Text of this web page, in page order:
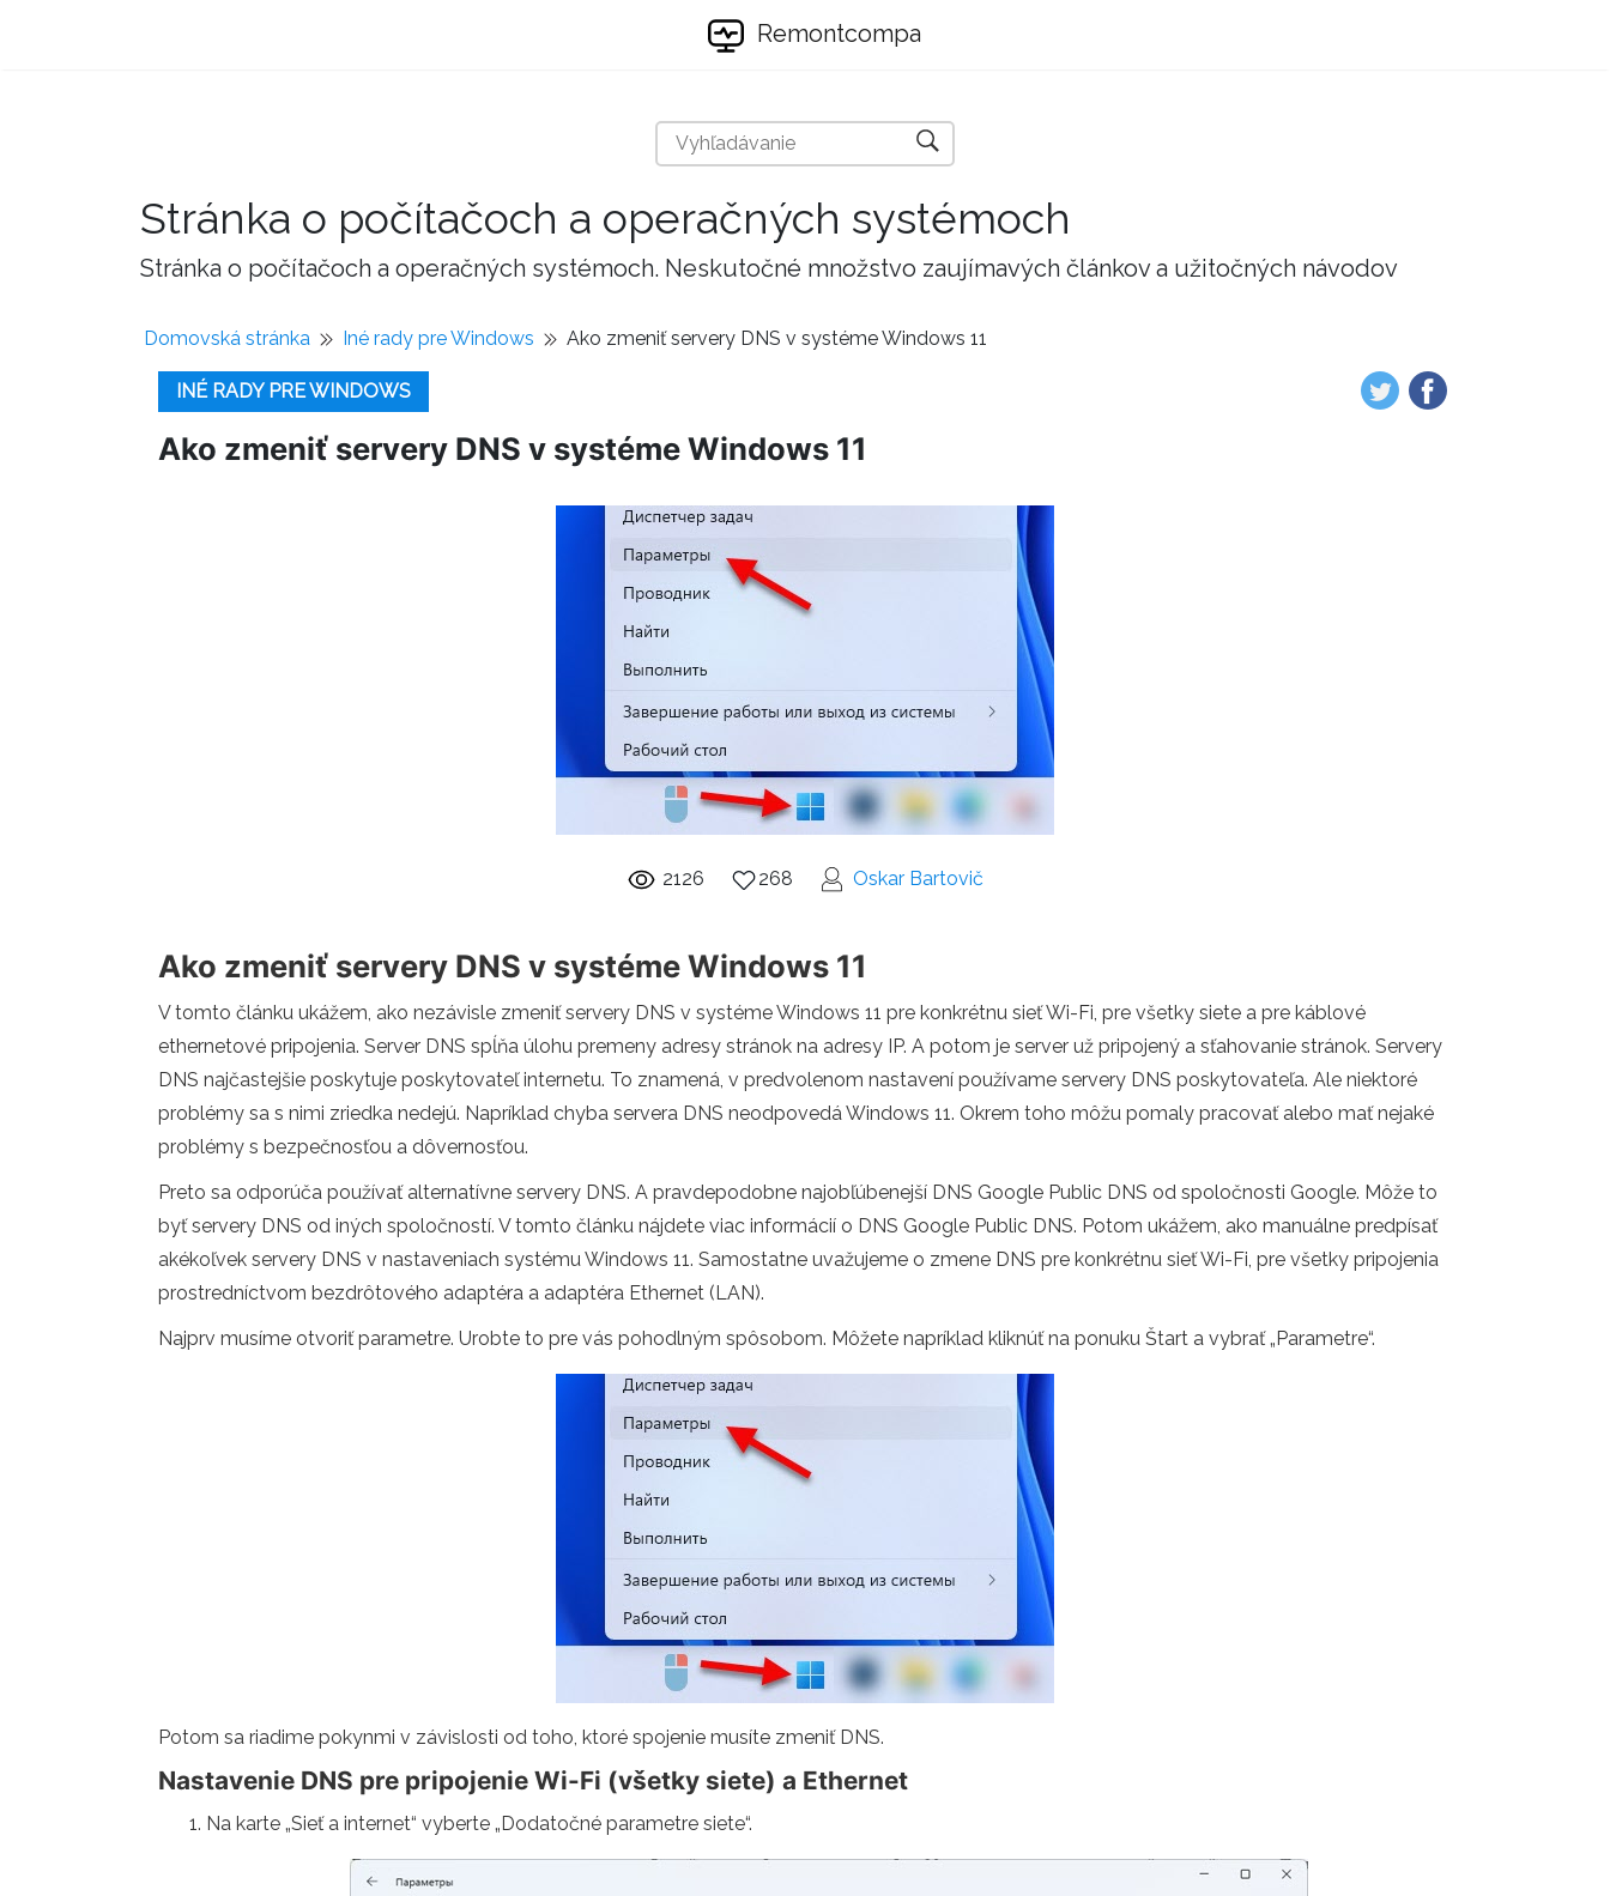
Remontcompa
Stránka o počítačoch a operačných systémoch
Stránka o počítačoch a operačných systémoch. Neskutočné množstvo zaujímavých článkov a užitočných návodov
Domovská stránka Iné rady pre Windows Ako zmeniť servery DNS v systéme Windows 11
INÉ RADY PRE WINDOWS
Ako zmeniť servery DNS v systéme Windows 11
2126 268 Oskar Bartovič
Ako zmeniť servery DNS v systéme Windows 11
V tomto článku ukážem, ako nezávisle zmeniť servery DNS v systéme Windows 11 pre konkrétnu sieť Wi-Fi, pre všetky siete a pre káblové
ethernetové pripojenia. Server DNS spĺňa úlohu premeny adresy stránok na adresy IP. A potom je server už pripojený a sťahovanie stránok. Servery
DNS najčastejšie poskytuje poskytovateľ internetu. To znamená, v predvolenom nastavení používame servery DNS poskytovateľa. Ale niektoré
problémy sa s nimi zriedka nedejú. Napríklad chyba servera DNS neodpovedá Windows 11. Okrem toho môžu pomaly pracovať alebo mať nejaké
problémy s bezpečnosťou a dôvernosťou.
Preto sa odporúča používať alternatívne servery DNS. A pravdepodobne najobľúbenejší DNS Google Public DNS od spoločnosti Google. Môže to
byť servery DNS od iných spoločností. V tomto článku nájdete viac informácií o DNS Google Public DNS. Potom ukážem, ako manuálne predpísať
akékoľvek servery DNS v nastaveniach systému Windows 11. Samostatne uvažujeme o zmene DNS pre konkrétnu sieť Wi-Fi, pre všetky pripojenia
prostredníctvom bezdrôtového adaptéra a adaptéra Ethernet (LAN).
Najprv musíme otvoriť parametre. Urobte to pre vás pohodlným spôsobom. Môžete napríklad kliknúť na ponuku Štart a vybrať „Parametre“.
Potom sa riadime pokynmi v závislosti od toho, ktoré spojenie musíte zmeniť DNS.
Nastavenie DNS pre pripojenie Wi-Fi (všetky siete) a Ethernet
Na karte „Sieť a internet“ vyberte „Dodatočné parametre siete“.